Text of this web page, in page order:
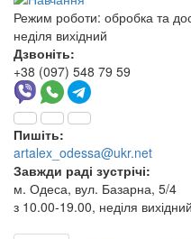
Режим роботи: обробка та
неділя вихідний
Дзвоніть:
+38 (097) 548 79 59
Пишіть:
artalex_odessa@ukr.net
Завжди раді зустрічі:
м. Одеса, вул. Базарна, 5/4
з 10.00-19.00, неділя вихідний